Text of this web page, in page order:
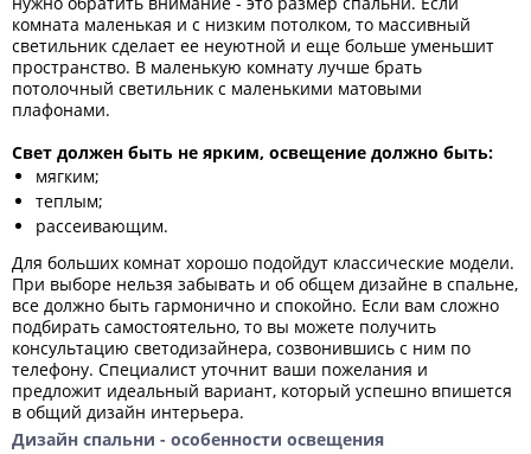
комната маленькая и с низким потолком, то массивный
светильник сделает ее неуютной и еще больше уменьшит
пространство. В маленькую комнату лучше брать
потолочный светильник с маленькими матовыми
плафонами.
Свет должен быть не ярким, освещение должно быть:
мягким;
теплым;
рассеивающим.
Для больших комнат хорошо подойдут классические модели.
При выборе нельзя забывать и об общем дизайне в спальне,
все должно быть гармонично и спокойно. Если вам сложно
подбирать самостоятельно, то вы можете получить
консультацию светодизайнера, созвонившись с ним по
телефону. Специалист уточнит ваши пожелания и
предложит идеальный вариант, который успешно впишется
в общий дизайн интерьера.
Дизайн спальни - особенности освещения